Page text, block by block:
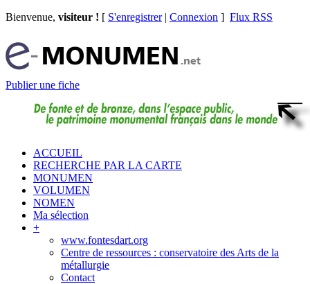
Bienvenue, visiteur ! [ S'enregistrer| Connexion ] Flux RSS
Publier une fiche
ACCUEIL
RECHERCHE PAR LA CARTE
MONUMEN
VOLUMEN
NOMEN
Ma sélection
+
www.fontesdart.org
Centre de ressources : conservatoire des Arts de la
métallurgie
Contact